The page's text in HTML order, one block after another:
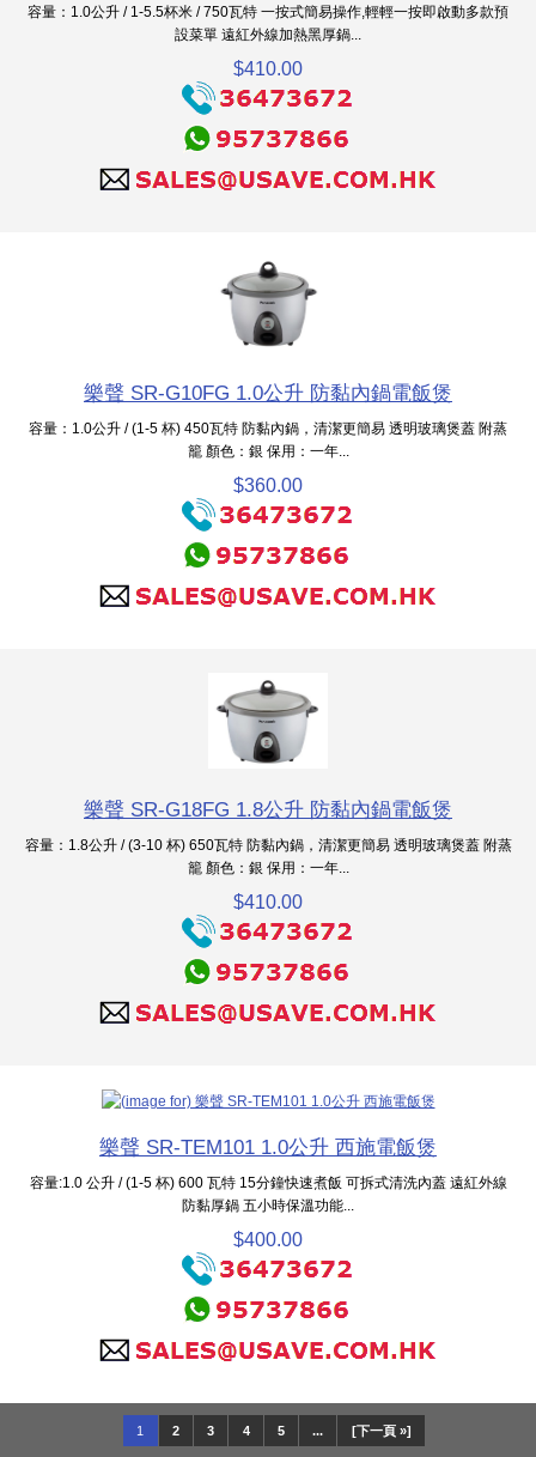
容量：1.0公升 / 1-5.5杯米 / 750瓦特 一按式簡易操作,輕輕一按即啟動多款預
設菜單 遠紅外線加熱黑厚鍋...
$410.00
樂聲 SR-G10FG 1.0公升 防黏內鍋電飯煲
容量：1.0公升 / (1-5 杯) 450瓦特 防黏內鍋，清潔更簡易 透明玻璃煲蓋 附蒸
籠 顏色：銀 保用：一年...
$360.00
樂聲 SR-G18FG 1.8公升 防黏內鍋電飯煲
容量：1.8公升 / (3-10 杯) 650瓦特 防黏內鍋，清潔更簡易 透明玻璃煲蓋 附蒸
籠 顏色：銀 保用：一年...
$410.00
樂聲 SR-TEM101 1.0公升 西施電飯煲
容量:1.0 公升 / (1-5 杯) 600 瓦特 15分鐘快速煮飯 可拆式清洗內蓋 遠紅外線
防黏厚鍋 五小時保溫功能...
$400.00
1 2 3 4 5 ... [下一頁 »]